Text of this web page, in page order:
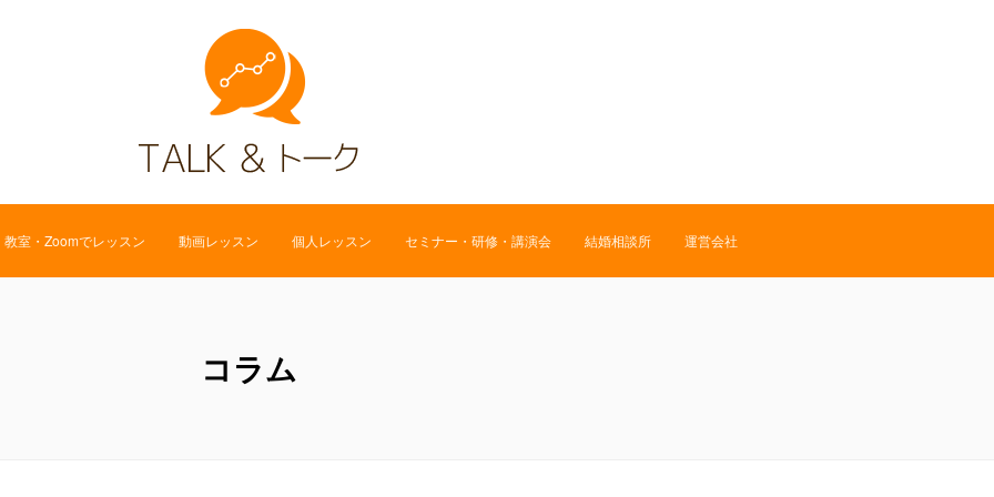
教室・Zoomでレッスン 動画レッスン 個人レッスン セミナー・研修・講演会 結婚相談所 運営会社
コラム